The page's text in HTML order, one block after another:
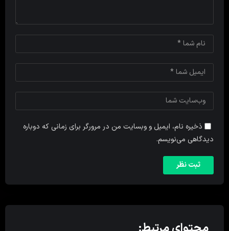
ذخیره نام، ایمیل و وبسایت من در مرورگر برای زمانی که دوباره
دیدگاهی می‌نویسم.